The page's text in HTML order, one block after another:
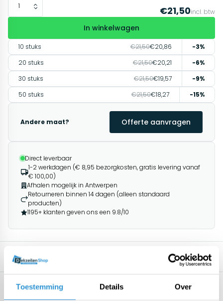
Toestemming Details Over
€21,50incl. btw
In winkelwagen
10 stuks €21,50€20,86
-3%
20 stuks
€21,50€20,21
-6%
30 stuks
€21,50€19,57
-9%
50 stuks
€21,50€18,27 -15%
Andere maat? Offerte aanvragen
Direct leverbaar
1-2 werkdagen (€ 8,95 bezorgkosten, gratis levering vanaf
€ 100,00)
Afhalen mogelijk in Antwerpen
Retourneren binnen 14 dagen (alleen standaard
producten)
1195+ klanten geven ons een 9.8/10
Specificaties
Specificaties